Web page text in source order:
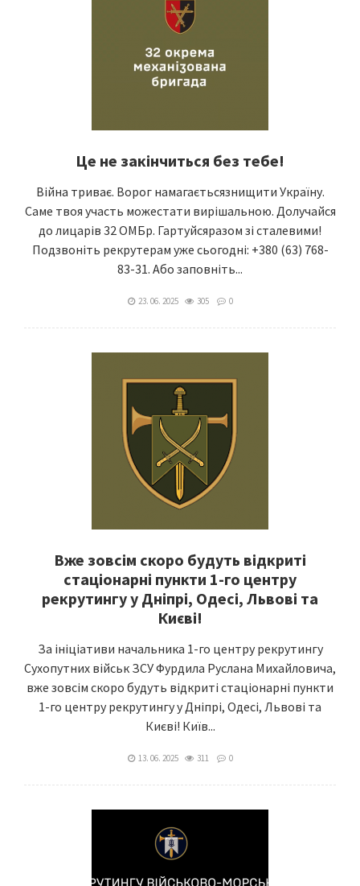
Це не закінчиться без тебе!
Війна триває. Ворог намагаєтьсязнищити Україну.
Саме твоя участь можестати вирішальною. Долучайся
до лицарів 32 ОМБр. Гартуйсяразом зі сталевими!
Подзвоніть рекрутерам уже сьогодні: +380 (63) 768-
83-31‬. Або заповніть...
23. 06. 2025 305 0
Вже зовсім скоро будуть відкриті
стаціонарні пункти 1-го центру
рекрутингу у Дніпрі, Одесі, Львові та
Києві!
За ініціативи начальника 1-го центру рекрутингу
Сухопутних військ ЗСУ Фурдила Руслана Михайловича,
вже зовсім скоро будуть відкриті стаціонарні пункти
1-го центру рекрутингу у Дніпрі, Одесі, Львові та
Києві! Київ...
13. 06. 2025 311 0